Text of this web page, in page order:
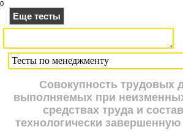
0
Еще тесты
Совокупность трудовых
выполняемых при
средствах труда и
технологически